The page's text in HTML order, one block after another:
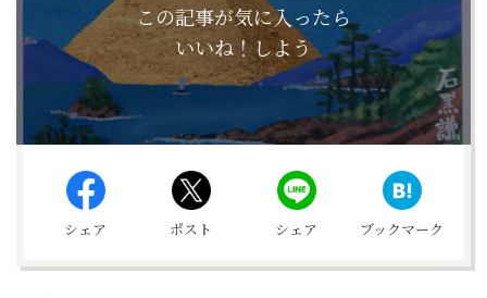
この記事が気に入ったら
いいね！しよう
シェア ポスト シェア ブックマーク